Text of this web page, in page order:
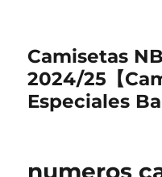
Camisetas
2024/25【
Especiales
numeros